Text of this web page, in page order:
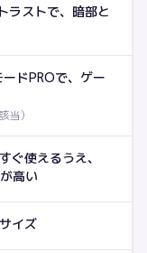
ラストで、暗部と
ドPROで、ゲー
当）
ぐ使えるうえ、
高い
イズ